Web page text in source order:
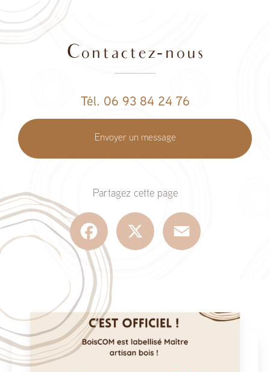
Contactez-nous
Tél. 06 93 84 24 76
Envoyer un message
Partagez cette page
Facebook